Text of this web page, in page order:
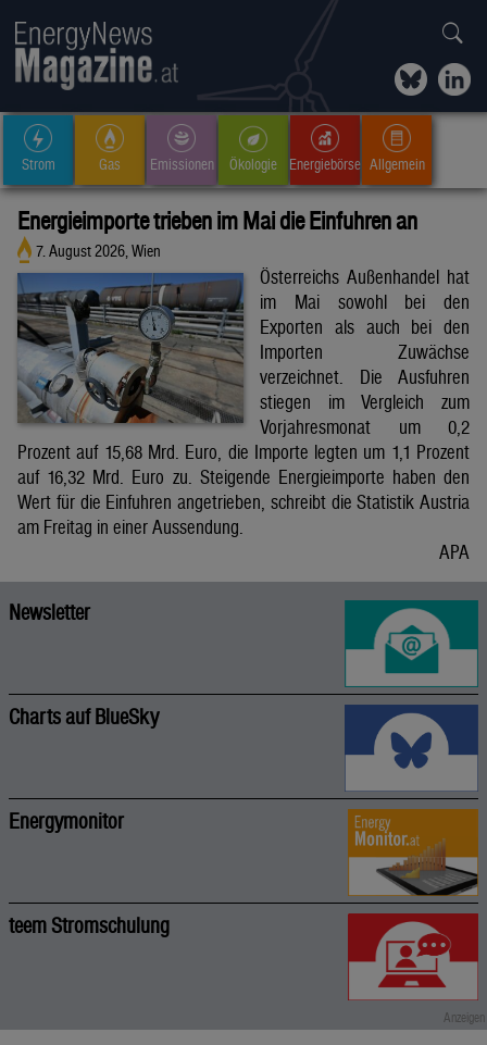
Strom Gas Emissionen Ökologie Energiebörse Allgemein
Energieimporte trieben im Mai die Einfuhren an
7. August 2026, Wien
Österreichs Außenhandel hat
im Mai sowohl bei den
Exporten als auch bei den
Importen Zuwächse
verzeichnet. Die Ausfuhren
stiegen im Vergleich zum
Vorjahresmonat um 0,2
Prozent auf 15,68 Mrd. Euro, die Importe legten um 1,1 Prozent
auf 16,32 Mrd. Euro zu. Steigende Energieimporte haben den
Wert für die Einfuhren angetrieben, schreibt die Statistik Austria
am Freitag in einer Aussendung.
APA
Newsletter
Charts auf BlueSky
Energymonitor
teem Stromschulung